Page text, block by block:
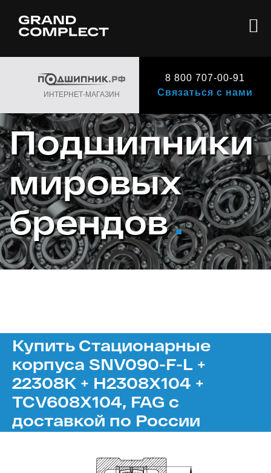
ИНТЕРНЕТ-МАГАЗИН
8 800 707-00-91
Связаться с нами
Подшипники
мировых
брендов.
Купить Стационарные
корпуса SNV090-F-L +
22308K + H2308X104 +
TCV608X104, FAG с
доставкой по России